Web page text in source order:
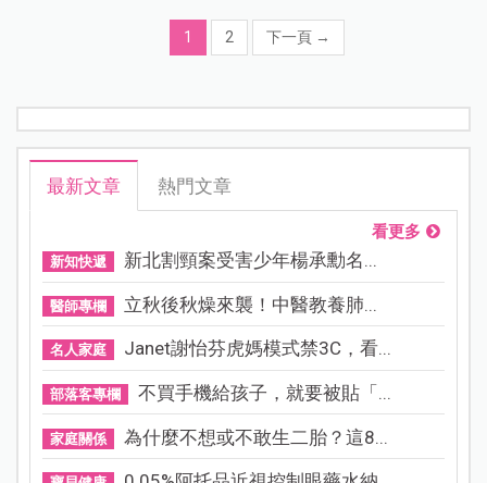
1 2 下一頁 →
最新文章 熱門文章
看更多
新知快遞 新北割頸案受害少年楊承勳名...
醫師專欄 立秋後秋燥來襲！中醫教養肺...
名人家庭 Janet謝怡芬虎媽模式禁3C，看...
部落客專欄 不買手機給孩子，就要被貼「...
家庭關係 為什麼不想或不敢生二胎？這8...